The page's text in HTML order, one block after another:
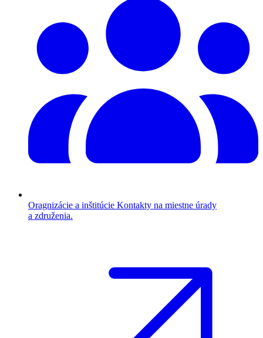
Oragnizácie a inštitúcie Kontakty na miestne úrady
a združenia.